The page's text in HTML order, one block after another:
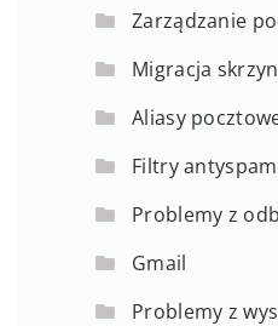
Zarządzanie
Migracja
Aliasy
Filtry
Problemy z
Gmail
Problemy z